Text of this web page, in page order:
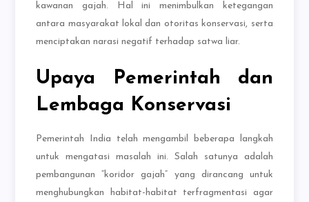
kawanan gajah. Hal ini menimbulkan ketegangan
antara masyarakat lokal dan otoritas konservasi, serta
menciptakan narasi negatif terhadap satwa liar.
Upaya Pemerintah dan
Lembaga Konservasi
Pemerintah India telah mengambil beberapa langkah
untuk mengatasi masalah ini. Salah satunya adalah
pembangunan “koridor gajah” yang dirancang untuk
menghubungkan habitat-habitat terfragmentasi agar